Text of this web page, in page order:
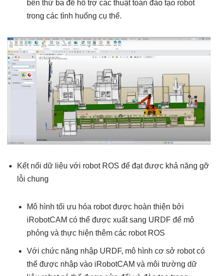
bên thứ ba để hỗ trợ các thuật toán đào tạo robot
trong các tình huống cụ thể.
Kết nối dữ liệu với robot ROS để đạt được khả năng gỡ
lỗi chung
Mô hình tối ưu hóa robot được hoàn thiện bởi
iRobotCAM có thể được xuất sang URDF để mô
phỏng và thực hiện thêm các robot ROS
Với chức năng nhập URDF, mô hình cơ sở robot có
thể được nhập vào iRobotCAM và môi trường dữ